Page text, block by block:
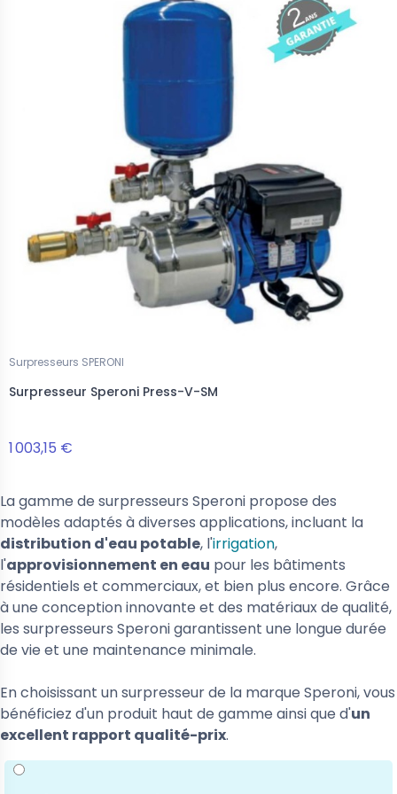
Surpresseurs SPERONI
Surpresseur Speroni Press-V-SM
1 003,15 €
La gamme de surpresseurs Speroni propose des
modèles adaptés à diverses applications, incluant la
distribution d'eau potable, l'irrigation,
l'approvisionnement en eau pour les bâtiments
résidentiels et commerciaux, et bien plus encore. Grâce
à une conception innovante et des matériaux de qualité,
les surpresseurs Speroni garantissent une longue durée
de vie et une maintenance minimale.
En choisissant un surpresseur de la marque Speroni, vous
bénéficiez d'un produit haut de gamme ainsi que d'un
excellent rapport qualité-prix.